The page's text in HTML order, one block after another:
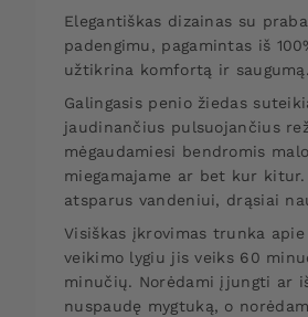
Elegantiškas dizainas su
padengimu, pagamintas iš
užtikrina komfortą ir saugumą.
Galingasis penio žiedas
jaudinančius pulsuojančius
mėgaudamiesi bendromis
miegamajame ar bet kur kitur.
atsparus vandeniui, drąsiai
Visiškas įkrovimas trunka
veikimo lygiu jis veiks 60
minučių. Norėdami įjungti ar
nuspaudę mygtuką, o